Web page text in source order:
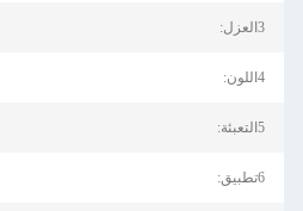
3العزل:
4اللون:
5التعبئة:
6تطبيق: